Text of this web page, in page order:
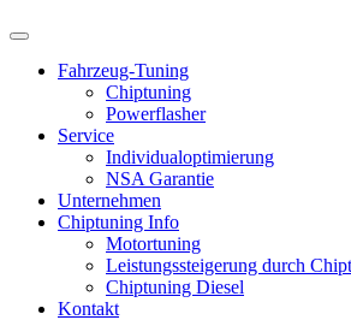
Fahrzeug-Tuning
Chiptuning
Powerflasher
Service
Individualoptimierung
NSA Garantie
Unternehmen
Chiptuning Info
Motortuning
Leistungssteigerung durch
Chiptuning Diesel
Kontakt